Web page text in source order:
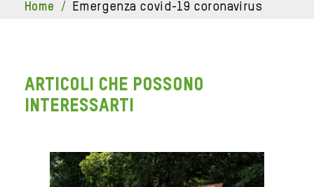
home / emergenza covid-19 coronavirus
ARTICOLI CHE POSSONO
INTERESSARTI